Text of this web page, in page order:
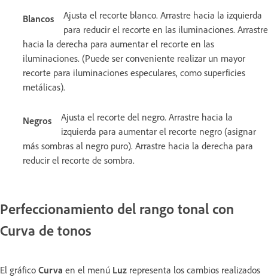
Blancos
Ajusta el recorte blanco. Arrastre hacia la izquierda
para reducir el recorte en las iluminaciones. Arrastre
hacia la derecha para aumentar el recorte en las
iluminaciones. (Puede ser conveniente realizar un mayor
recorte para iluminaciones especulares, como superficies
metálicas).
Negros
Ajusta el recorte del negro. Arrastre hacia la
izquierda para aumentar el recorte negro (asignar
más sombras al negro puro). Arrastre hacia la derecha para
reducir el recorte de sombra.
Perfeccionamiento del rango tonal con
Curva de tonos
El gráfico Curva en el menú Luz representa los cambios realizados